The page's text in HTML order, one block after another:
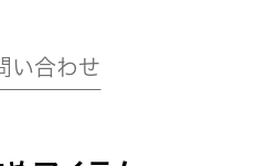
い合わせ